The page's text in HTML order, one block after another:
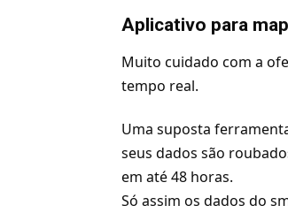
Aplicativo para
Muito cuidado com a
tempo real.
Uma suposta
seus dados são
em até 48 horas.
Só assim os dados do